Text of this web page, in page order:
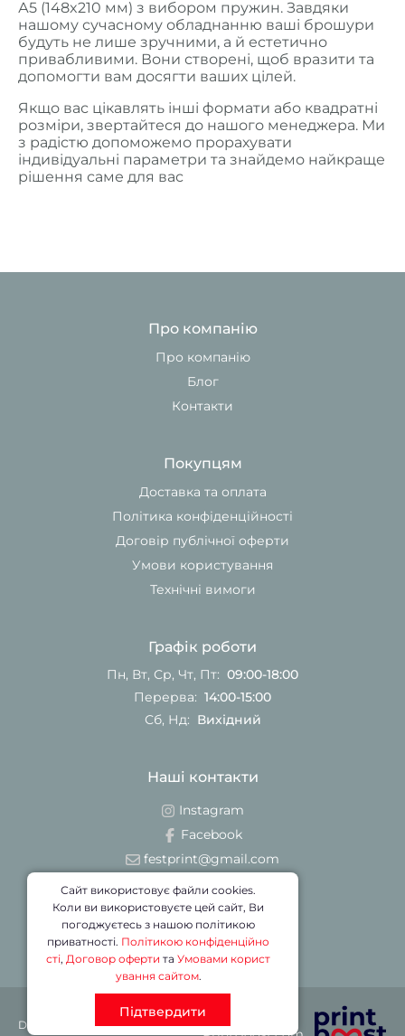
А5 (148x210 мм) з вибором пружин. Завдяки
нашому сучасному обладнанню ваші брошури
будуть не лише зручними, а й естетично
привабливими. Вони створені, щоб вразити та
допомогти вам досягти ваших цілей.
Якщо вас цікавлять інші формати або квадратні
розміри, звертайтеся до нашого менеджера. Ми
з радістю допоможемо прорахувати
індивідуальні параметри та знайдемо найкраще
рішення саме для вас
Про компанію
Про компанію
Блог
Контакти
Покупцям
Доставка та оплата
Політика конфіденційності
Договір публічної оферти
Умови користування
Технічні вимоги
Графік роботи
Пн, Вт, Ср, Чт, Пт: 09:00-18:00
Перерва: 14:00-15:00
Сб, Нд: Вихідний
Наші контакти
Instagram
Facebook
festprint@gmail.com
Telegram
Viber
+380 67 676 5544
DRUK © 2026
Партнер
Сайт використовує файли cookies.
Коли ви використовуєте цей сайт, Ви
погоджуєтесь з нашою політикою
приватності. Політикою конфіденційно
сті, Договор оферти та Умовами корист
ування сайтом.
Підтвердити